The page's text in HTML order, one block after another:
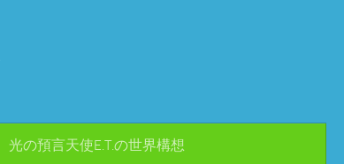
光の預言天使E.T.の世界構想